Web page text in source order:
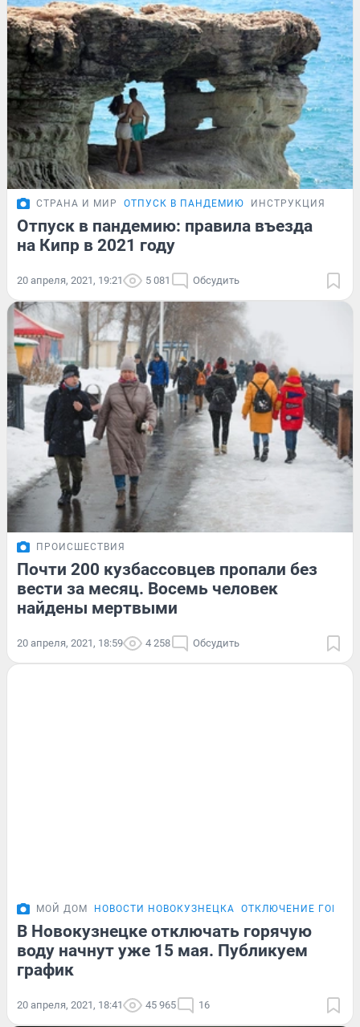
СТРАНА И МИР ОТПУСК В ПАНДЕМИЮ ИНСТРУКЦИЯ
Отпуск в пандемию: правила въезда
на Кипр в 2021 году
20 апреля, 2021, 19:21 5 081 Обсудить
ПРОИСШЕСТВИЯ
Почти 200 кузбассовцев пропали без
вести за месяц. Восемь человек
найдены мертвыми
20 апреля, 2021, 18:59 4 258 Обсудить
МОЙ ДОМ НОВОСТИ НОВОКУЗНЕЦКА ОТКЛЮЧЕНИЕ
В Новокузнецке отключать горячую
воду начнут уже 15 мая. Публикуем
график
20 апреля, 2021, 18:41 45 965 16